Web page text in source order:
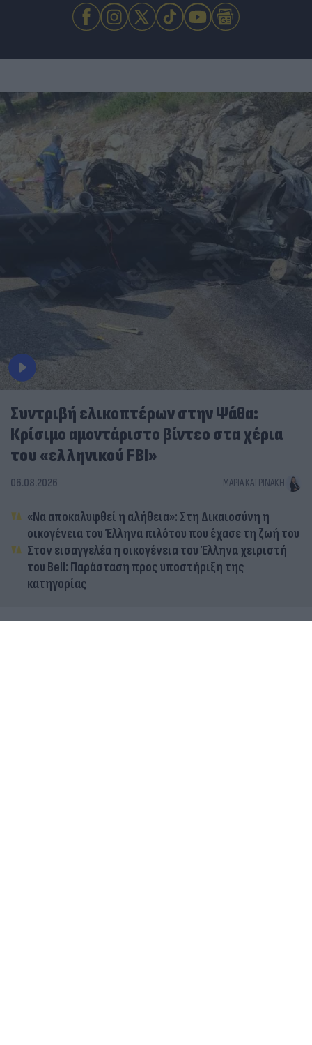
Συντριβή ελικοπτέρων στην Ψάθα:
Κρίσιμο αμοντάριστο βίντεο στα χέρια
του «ελληνικού FBI»
06.08.2026 ΜΑΡΊΑ ΚΑΤΡΙΝΆΚΗ
«Να αποκαλυφθεί η αλήθεια»: Στη Δικαιοσύνη η
οικογένεια του Έλληνα πιλότου που έχασε τη ζωή του
Στον εισαγγελέα η οικογένεια του Έλληνα χειριστή
του Bell: Παράσταση προς υποστήριξη της
κατηγορίας